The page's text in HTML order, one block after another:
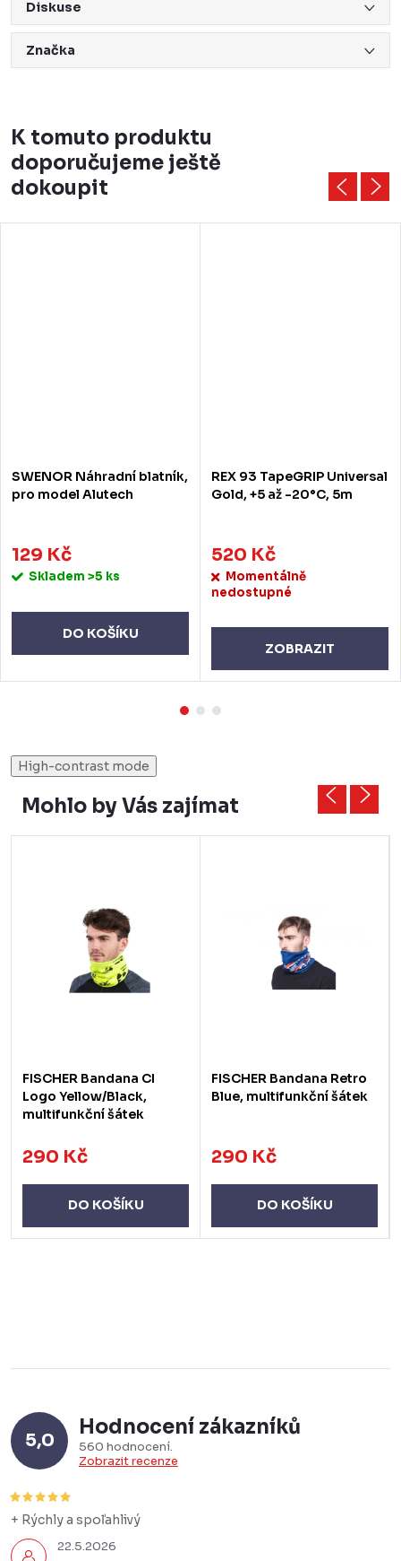
Diskuse
Značka
K tomuto produktu
doporučujeme ještě
dokoupit
SWENOR Náhradní blatník,
pro model Alutech
129 Kč
Skladem >5 ks
DO KOŠÍKU
REX 93 TapeGRIP Universal
Gold, +5 až -20°C, 5m
520 Kč
Momentálně
nedostupné
ZOBRAZIT
High-contrast mode
Mohlo by Vás zajímat
FISCHER Bandana CI
Logo Yellow/Black,
multifunkční šátek
290 Kč
DO KOŠÍKU
FISCHER Bandana Retro
Blue, multifunkční šátek
290 Kč
DO KOŠÍKU
5,0
Hodnocení zákazníků
560 hodnocení
Zobrazit recenze
22.5.2026
+ Rýchly a spoľahlivý